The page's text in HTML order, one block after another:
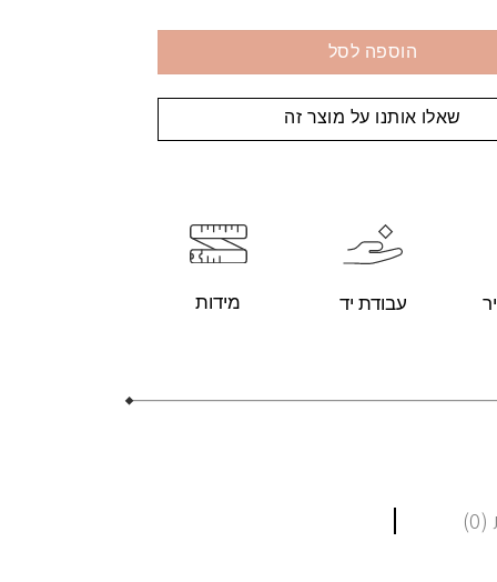
הוספה לסל
שאלו אותנו על מוצר זה
עבודת יד מידות